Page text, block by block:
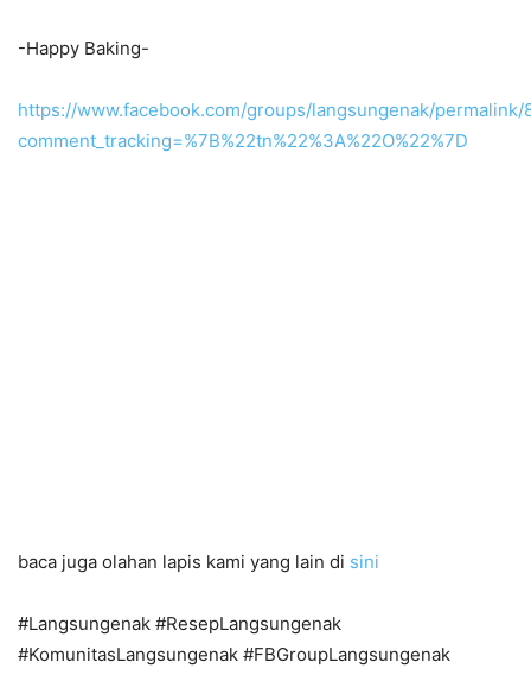
-Happy Baking-
https://www.facebook.com/groups/langsungenak/
comment_tracking=%7B%22tn%22%3A%22O%22%7D
baca juga olahan lapis kami yang lain di sini
#Langsungenak #ResepLangsungenak
#KomunitasLangsungenak #FBGroupLangsungenak